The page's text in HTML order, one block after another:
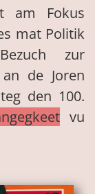
am Fokus
mat Politik
zur
de Joren
den 100.
vu